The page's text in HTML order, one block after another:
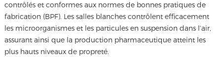
contrôlés et conformes aux normes de bonnes pratiques de
fabrication (BPF). Les salles blanches contrôlent efficacement
les microorganismes et les particules en suspension dans l’air,
assurant ainsi que la production pharmaceutique atteint les
plus hauts niveaux de propreté.